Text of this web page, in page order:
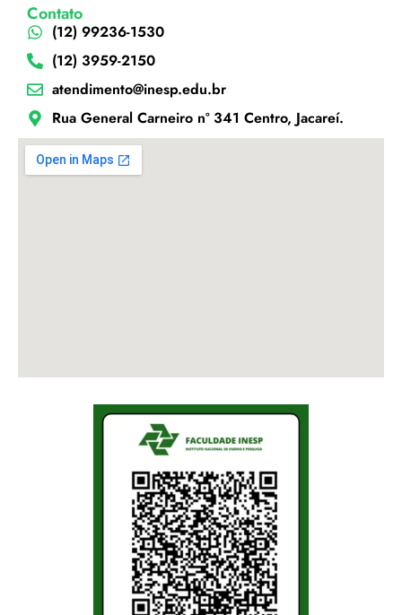
Contato
(12) 99236-1530
(12) 3959-2150
atendimento@inesp.edu.br
Rua General Carneiro nº 341 Centro, Jacareí.